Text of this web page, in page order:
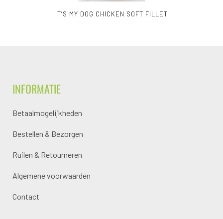
IT’S MY DOG CHICKEN SOFT FILLET
INFORMATIE
Betaalmogelijkheden
Bestellen & Bezorgen
Ruilen & Retourneren
Algemene voorwaarden
Contact